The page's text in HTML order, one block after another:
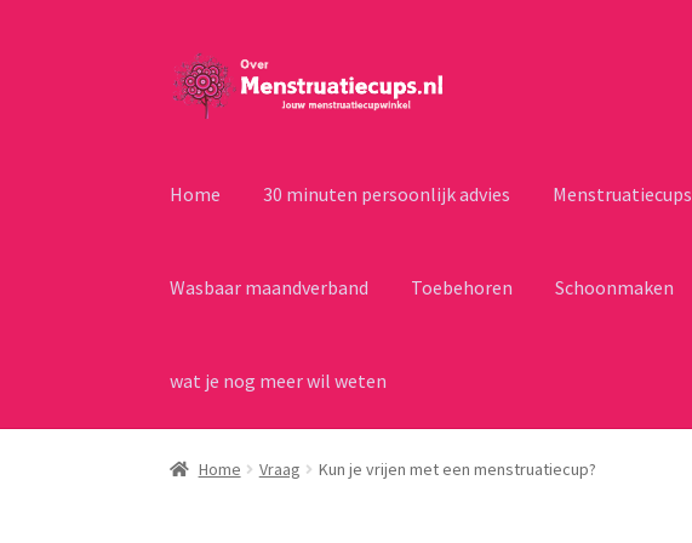
Ga
door
naar
Ga
naar
Home 30 minuten persoonlijk advies Menstruatiecups
Wasbaar maandverband Toebehoren Schoonmaken
wat je nog meer wil weten
Home Vraag Kun je vrijen met een menstruatiecup?